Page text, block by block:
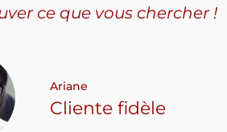
ce que vous chercher !
Ariane
Cliente fidèle